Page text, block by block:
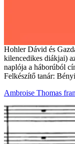
Hohler Dávid és
kilencedikes diákjai)
naplója a háborúból
Felkészítő tanár: Bényi
Ambroise Thomas